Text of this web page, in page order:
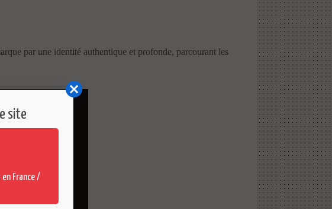
par une identité authentique et profonde, parcourant les
site
France /